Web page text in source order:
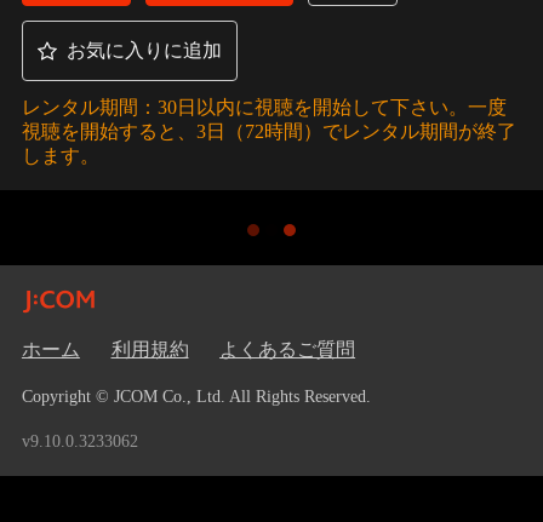
お気に入りに追加
レンタル期間：30日以内に視聴を開始して下さい。一度
視聴を開始すると、3日（72時間）でレンタル期間が終了
します。
ホーム 利用規約 よくあるご質問
Copyright © JCOM Co., Ltd. All Rights Reserved.
v9.10.0.3233062